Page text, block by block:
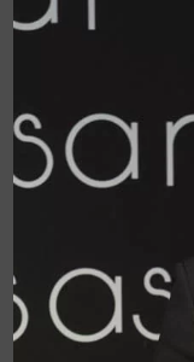
09 Feb:
cáncer
guión
Os animo a
como objetivo
investigación del